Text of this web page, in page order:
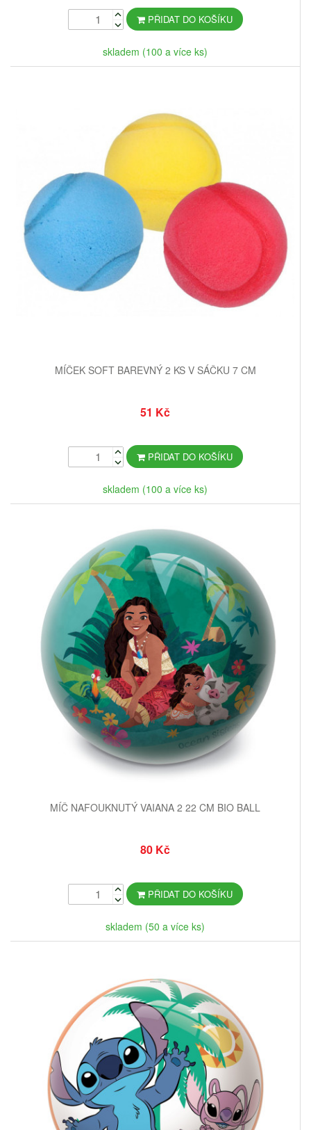
PŘIDAT DO KOŠÍKU
skladem (100 a více ks)
MÍČEK SOFT BAREVNÝ 2 KS V SÁČKU 7 CM
51 Kč
PŘIDAT DO KOŠÍKU
skladem (100 a více ks)
MÍČ NAFOUKNUTÝ VAIANA 2 22 CM BIO BALL
80 Kč
PŘIDAT DO KOŠÍKU
skladem (50 a více ks)